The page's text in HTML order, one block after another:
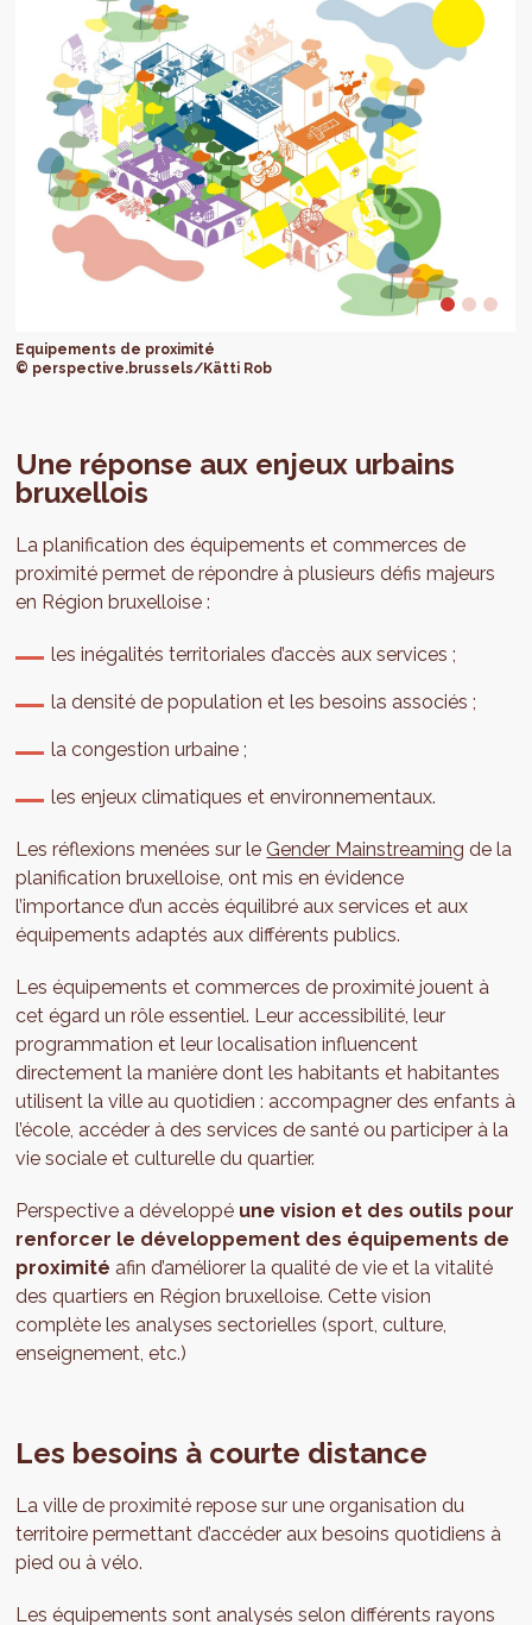
Equipements de proximité
© perspective.brussels/Kätti Rob
Une réponse aux enjeux urbains
bruxellois
La planification des équipements et commerces de
proximité permet de répondre à plusieurs défis majeurs
en Région bruxelloise :
les inégalités territoriales d’accès aux services ;
la densité de population et les besoins associés ;
la congestion urbaine ;
les enjeux climatiques et environnementaux.
Les réflexions menées sur le Gender Mainstreaming de la
planification bruxelloise, ont mis en évidence
l’importance d’un accès équilibré aux services et aux
équipements adaptés aux différents publics.
Les équipements et commerces de proximité jouent à
cet égard un rôle essentiel. Leur accessibilité, leur
programmation et leur localisation influencent
directement la manière dont les habitants et habitantes
utilisent la ville au quotidien : accompagner des enfants à
l’école, accéder à des services de santé ou participer à la
vie sociale et culturelle du quartier.
Perspective a développé une vision et des outils pour
renforcer le développement des équipements de
proximité afin d’améliorer la qualité de vie et la vitalité
des quartiers en Région bruxelloise. Cette vision
complète les analyses sectorielles (sport, culture,
enseignement, etc.)
Les besoins à courte distance
La ville de proximité repose sur une organisation du
territoire permettant d’accéder aux besoins quotidiens à
pied ou à vélo.
Les équipements sont analysés selon différents rayons